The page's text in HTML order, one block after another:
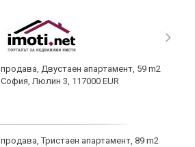
продава, Двустаен апартамент, 59 m2
София, Люлин 3, 117000 EUR
продава, Тристаен апартамент, 89 m2